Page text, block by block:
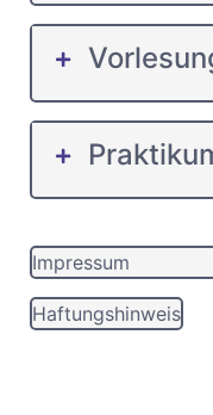
Impressum
Haftungshinweis